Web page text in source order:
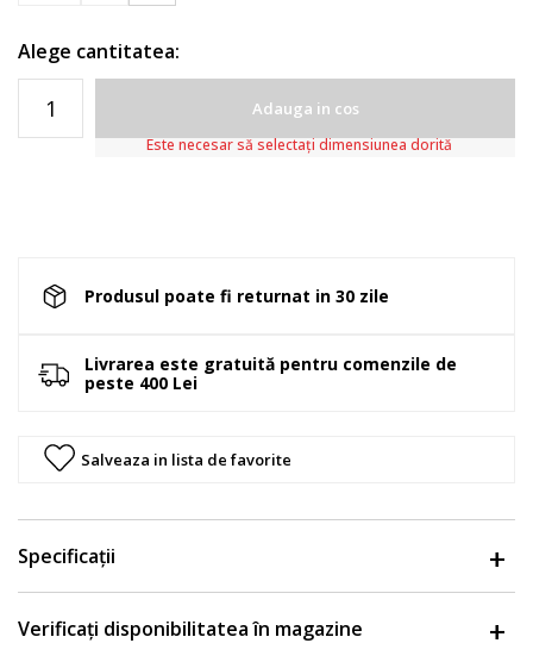
Alege cantitatea:
Adauga in cos
Este necesar să selectați dimensiunea dorită
Produsul poate fi returnat in 30 zile
Livrarea este gratuită pentru comenzile de
peste 400 Lei
Salveaza in lista de favorite
Specificații
Verificați disponibilitatea în magazine